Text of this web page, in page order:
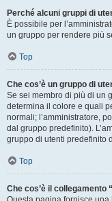
Perché alcuni gruppi di
È possibile per
un gruppo per rendere più
Top
Che cos’è un gruppo di
Se sei membro di più di un
determina il colore e quali
normali; l’amministratore,
dal gruppo predefinito).
gruppo di utenti predefinito
Top
Che cos’è il collegamento